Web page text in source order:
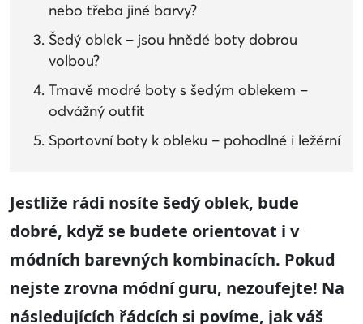
nebo třeba jiné barvy?
Šedý oblek – jsou hnědé boty dobrou
volbou?
Tmavě modré boty s šedým oblekem –
odvážný outfit
Sportovní boty k obleku – pohodlné i ležérní
Jestliže rádi nosíte šedý oblek, bude
dobré, když se budete orientovat i v
módních barevných kombinacích. Pokud
nejste zrovna módní guru, nezoufejte! Na
následujících řádcích si povíme, jak váš